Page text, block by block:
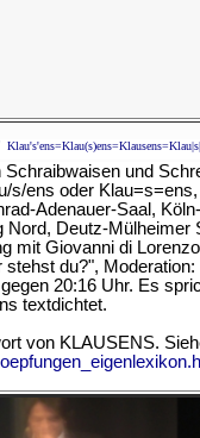
und
s/ens oder
Adenauer-Saal,
Nord, Deutz-Mülheimer
mit Giovanni di
du?", Moderation:
20:16 Uhr. Es
textdichtet.
von KLAUSENS.